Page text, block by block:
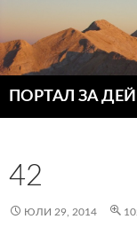
ПОРТАЛ ЗА
42
ЮЛИ 29, 2014